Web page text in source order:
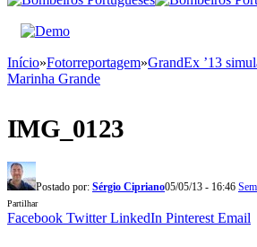
Início»Fotorreportagem»GrandEx ’13
Marinha Grande
IMG_0123
Postado por: Sérgio Cipriano05/05/13 - 16:46
Partilhar
Facebook Twitter LinkedIn Pinterest Email